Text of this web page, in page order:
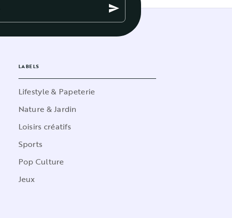
send
LABELS
Lifestyle & Papeterie
Nature & Jardin
Loisirs créatifs
Sports
Pop Culture
Jeux